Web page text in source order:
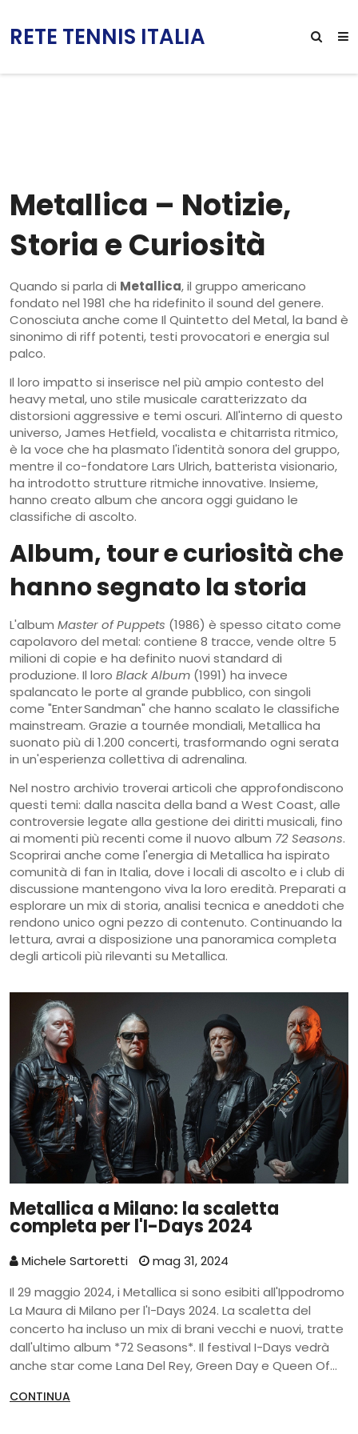
RETE TENNIS ITALIA
Metallica – Notizie,
Storia e Curiosità
Quando si parla di Metallica,il gruppo americano
fondato nel 1981 che ha ridefinito il sound del genere.
Conosciuta anche come Il Quintetto del Metal, la band è
sinonimo di riff potenti, testi provocatori e energia sul
palco.
Il loro impatto si inserisce nel più ampio contesto del
heavy metal,uno stile musicale caratterizzato da
distorsioni aggressive e temi oscuri. All'interno di questo
universo,James Hetfield,vocalista e chitarrista ritmico,
è la voce che ha plasmato l'identità sonora del gruppo,
mentre il co-fondatore Lars Ulrich,batterista visionario,
ha introdotto strutture ritmiche innovative. Insieme,
hanno creato album che ancora oggi guidano le
classifiche di ascolto.
Album, tour e curiosità che
hanno segnato la storia
L'album Master of Puppets (1986) è spesso citato come
capolavoro del metal: contiene 8 tracce, vende oltre 5
milioni di copie e ha definito nuovi standard di
produzione. Il loro Black Album (1991) ha invece
spalancato le porte al grande pubblico, con singoli
come "Enter Sandman" che hanno scalato le classifiche
mainstream. Grazie a tournée mondiali, Metallica ha
suonato più di 1.200 concerti, trasformando ogni serata
in un'esperienza collettiva di adrenalina.
Nel nostro archivio troverai articoli che approfondiscono
questi temi: dalla nascita della band a West Coast, alle
controversie legate alla gestione dei diritti musicali, fino
ai momenti più recenti come il nuovo album 72 Seasons.
Scoprirai anche come l'energia di Metallica ha ispirato
comunità di fan in Italia, dove i locali di ascolto e i club di
discussione mantengono viva la loro eredità. Preparati a
esplorare un mix di storia, analisi tecnica e aneddoti che
rendono unico ogni pezzo di contenuto. Continuando la
lettura, avrai a disposizione una panoramica completa
degli articoli più rilevanti su Metallica.
Metallica a Milano: la scaletta
completa per l'I-Days 2024
Michele Sartoretti
mag 31, 2024
Il 29 maggio 2024, i Metallica si sono esibiti all'Ippodromo
La Maura di Milano per l'I-Days 2024. La scaletta del
concerto ha incluso un mix di brani vecchi e nuovi, tratte
dall'ultimo album *72 Seasons*. Il festival I-Days vedrà
anche star come Lana Del Rey, Green Day e Queen Of
CONTINUA